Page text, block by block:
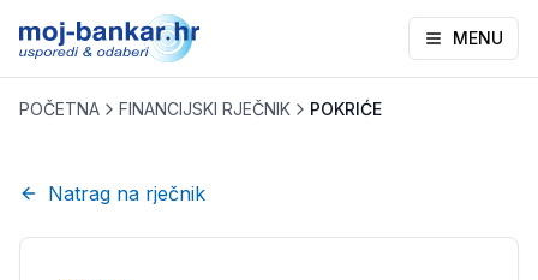
MENU
POČETNA FINANCIJSKI RJEČNIK POKRIĆE
Natrag na rječnik